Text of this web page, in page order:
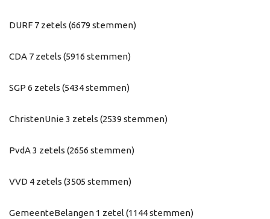
DURF 7 zetels (6679 stemmen)
CDA 7 zetels (5916 stemmen)
SGP 6 zetels (5434 stemmen)
ChristenUnie 3 zetels (2539 stemmen)
PvdA 3 zetels (2656 stemmen)
VVD 4 zetels (3505 stemmen)
GemeenteBelangen 1 zetel (1144 stemmen)